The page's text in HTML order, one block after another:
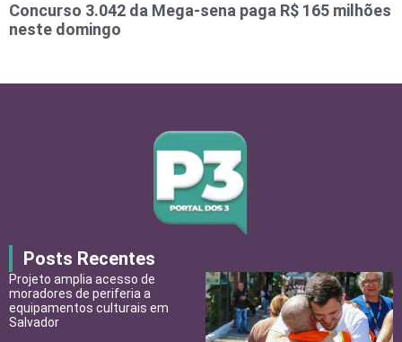
Concurso 3.042 da Mega-sena paga R$ 165 milhões
neste domingo
Posts Recentes
Projeto amplia acesso de
moradores de periferia a
equipamentos culturais em
Salvador